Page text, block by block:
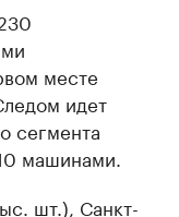
месте
идет
сегмента
машинами.
шт.), Санкт-